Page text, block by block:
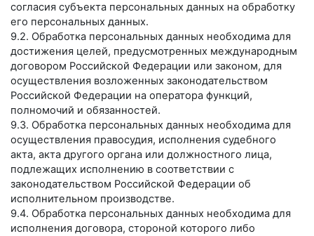
согласия субъекта персональных данных на обработку
его персональных данных.
9.2. Обработка персональных данных необходима для
достижения целей, предусмотренных международным
договором Российской Федерации или законом, для
осуществления возложенных законодательством
Российской Федерации на оператора функций,
полномочий и обязанностей.
9.3. Обработка персональных данных необходима для
осуществления правосудия, исполнения судебного
акта, акта другого органа или должностного лица,
подлежащих исполнению в соответствии с
законодательством Российской Федерации об
исполнительном производстве.
9.4. Обработка персональных данных необходима для
исполнения договора, стороной которого либо